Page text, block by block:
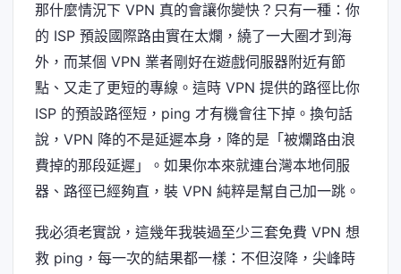
那什麼情況下 VPN 真的會讓你變快？只有一種：你
的 ISP 預設國際路由實在太爛，繞了一大圈才到海
外，而某個 VPN 業者剛好在遊戲伺服器附近有節
點、又走了更短的專線。這時 VPN 提供的路徑比你
ISP 的預設路徑短，ping 才有機會往下掉。換句話
說，VPN 降的不是延遲本身，降的是「被爛路由浪
費掉的那段延遲」。如果你本來就連台灣本地伺服
器、路徑已經夠直，裝 VPN 純粹是幫自己加一跳。
我必須老實說，這幾年我裝過至少三套免費 VPN 想
救 ping，每一次的結果都一樣：不但沒降，尖峰時